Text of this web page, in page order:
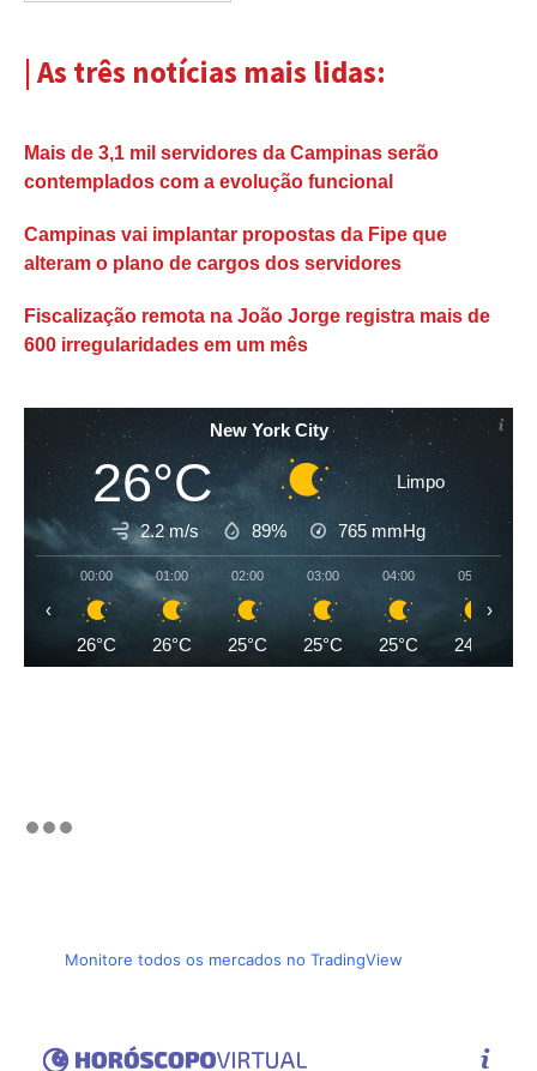
| As três notícias mais lidas:
Mais de 3,1 mil servidores da Campinas serão
contemplados com a evolução funcional
Campinas vai implantar propostas da Fipe que
alteram o plano de cargos dos servidores
Fiscalização remota na João Jorge registra mais de
600 irregularidades em um mês
New York City
26°C Limpo
2.2 m/s 89% 765 mmHg
00:00
26°C
01:00
26°C
02:00
25°C
03:00
25°C
04:00
25°C
05:00
24°C
‹ ›
Monitore todos os mercados no TradingView